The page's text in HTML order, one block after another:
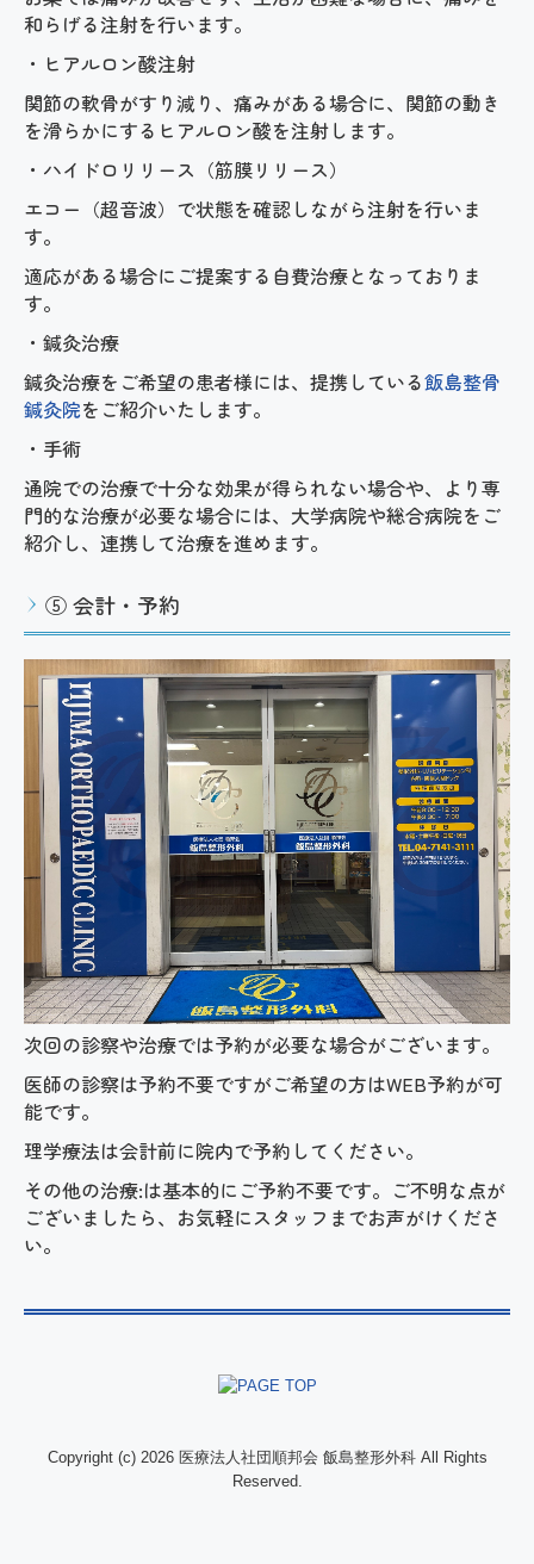
和らげる注射を行います。
・ヒアルロン酸注射
関節の軟骨がすり減り、痛みがある場合に、関節の動き
を滑らかにするヒアルロン酸を注射します。
・ハイドロリリース（筋膜リリース）
エコー（超音波）で状態を確認しながら注射を行いま
す。
適応がある場合にご提案する自費治療となっておりま
す。
・鍼灸治療
鍼灸治療をご希望の患者様には、提携している飯島整骨
鍼灸院をご紹介いたします。
・手術
通院での治療で十分な効果が得られない場合や、より専
門的な治療が必要な場合には、大学病院や総合病院をご
紹介し、連携して治療を進めます。
⑤ 会計・ 予約
次回の診察や治療では予約が必要な場合がございます。
医師の診察は予約不要ですがご希望の方はWEB予約が可
能です。
理学療法は会計前に院内で予約してください。
その他の治療:は基本的にご予約不要です。ご不明な点が
ございましたら、お気軽にスタッフまでお声がけくださ
い。
Copyright (c) 2026 医療法人社団順邦会 飯島整形外科 All Rights
Reserved.